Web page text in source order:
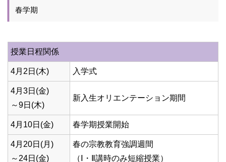
春学期
授業日程関係
4月2日(木) 入学式
4月3日(金)
～9日(木)
新入生オリエンテーション期間
4月10日(金) 春学期授業開始
4月20日(月)
～24日(金)
春の宗教教育強調週間
（Ⅰ・Ⅱ講時のみ短縮授業）